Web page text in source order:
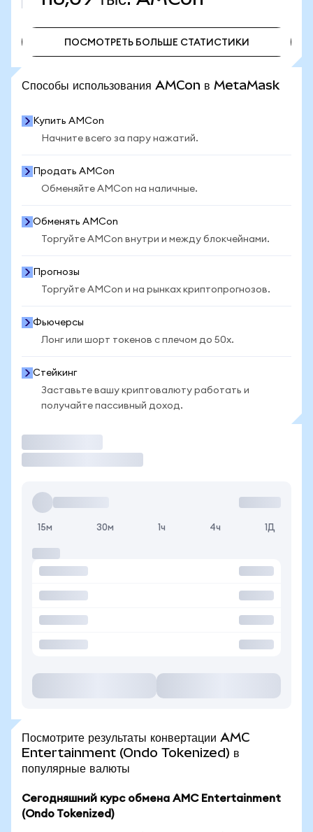
ПОСМОТРЕТЬ БОЛЬШЕ СТАТИСТИКИ
Способы использования AMCon в MetaMask
Купить AMCon
Начните всего за пару нажатий.
Продать AMCon
Обменяйте AMCon на наличные.
Обменять AMCon
Торгуйте AMCon внутри и между блокчейнами.
Прогнозы
Торгуйте AMCon и на рынках криптопрогнозов.
Фьючерсы
Лонг или шорт токенов с плечом до 50x.
Стейкинг
Заставьте вашу криптовалюту работать и
получайте пассивный доход.
15м 30м 1ч 4ч 1Д
Посмотрите результаты конвертации AMC
Entertainment (Ondo Tokenized) в
популярные валюты
Сегодняшний курс обмена AMC Entertainment
(Ondo Tokenized)